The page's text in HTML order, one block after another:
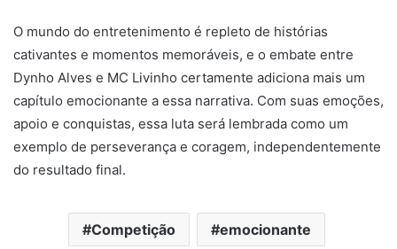
O mundo do entretenimento é repleto de histórias
cativantes e momentos memoráveis, e o embate entre
Dynho Alves e MC Livinho certamente adiciona mais um
capítulo emocionante a essa narrativa. Com suas emoções,
apoio e conquistas, essa luta será lembrada como um
exemplo de perseverança e coragem, independentemente
do resultado final.
Competição emocionante